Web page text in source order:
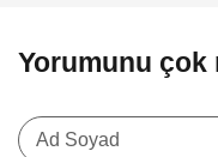
Yorumunu çok
Ad Soyad